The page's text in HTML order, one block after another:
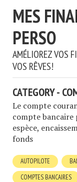
MES
PERSO
AMÉLIOREZ VOS
VOS RÊVES!
CATEGORY -
Le compte
compte
espèce,
fonds
AUTOPILOTE
COMPTES BANCAIRES